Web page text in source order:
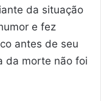
da situação
e fez
antes de seu
da morte não foi